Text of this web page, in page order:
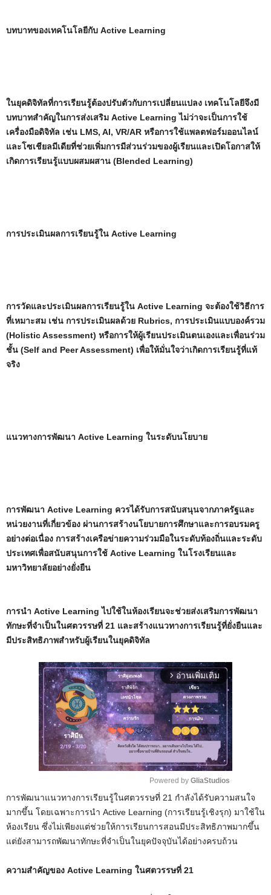
บทบาทของเทคโนโลยีกับ Active Learning
ในยุคดิจิทัลที่การเรียนรู้ต้องปรับตัวกับการเปลี่ยนแปลง เทคโนโลยีจึงมี
บทบาทสำคัญในการส่งเสริม Active Learning ไม่ว่าจะเป็นการใช้
เครื่องมือดิจิทัล เช่น LMS, AI, VR/AR หรือการใช้แพลตฟอร์มออนไลน์
และโซเชียลมีเดียที่ช่วยเพิ่มการมีส่วนร่วมของผู้เรียนและเปิดโอกาสให้
เกิดการเรียนรู้แบบผสมผสาน (Blended Learning)
การประเมินผลการเรียนรู้ใน Active Learning
การวัดและประเมินผลการเรียนรู้ใน Active Learning จะต้องใช้วิธีการ
ที่เหมาะสม เช่น การประเมินผลด้วย Rubrics, การประเมินแบบองค์รวม
(Holistic Assessment) หรือการให้ผู้เรียนประเมินตนเองและเพื่อนร่วม
ชั้น (Self and Peer Assessment) เพื่อให้มั่นใจว่าเกิดการเรียนรู้ที่แท้
จริง
แนวทางการพัฒนา Active Learning ในระดับนโยบาย
การพัฒนา Active Learning ควรได้รับการสนับสนุนจากภาครัฐและ
หน่วยงานที่เกี่ยวข้อง ผ่านการสร้างนโยบายการศึกษาและการอบรมครู
อย่างต่อเนื่อง การสร้างเครือข่ายความร่วมมือในระดับท้องถิ่นและระดับ
ประเทศเพื่อสนับสนุนการใช้ Active Learning ในโรงเรียนและ
มหาวิทยาลัยอย่างยั่งยืน
การนำ Active Learning ไปใช้ในห้องเรียนจะช่วยส่งเสริมการพัฒนา
ทักษะที่จำเป็นในศตวรรษที่ 21 และสร้างแนวทางการเรียนรู้ที่ยั่งยืนและ
มีประสิทธิภาพสำหรับผู้เรียนในยุคดิจิทัล
arrow_forward_ios อ่านเพิ่มเติม
u
t
e
Powered by GliaStudios
การพัฒนาแนวทางการเรียนรู้ในศตวรรษที่ 21 กำลังได้รับความสนใจ
มากขึ้น โดยเฉพาะการนำ Active Learning (การเรียนรู้เชิงรุก) มาใช้ใน
ห้องเรียน ซึ่งไม่เพียงแต่ช่วยให้การเรียนการสอนมีประสิทธิภาพมากขึ้น
แต่ยังสามารถพัฒนาทักษะที่จำเป็นในยุคปัจจุบันได้อย่างครบถ้วน
ความสำคัญของ Active Learning ในศตวรรษที่ 21